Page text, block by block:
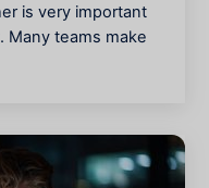
is very important
teams make […]